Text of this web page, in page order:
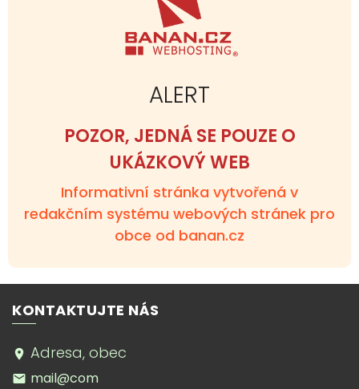
ALERT
POZOR, JEDNÁ SE POUZE O
UKÁZKOVÝ WEB
Informativní stránka vytvořená v
redakčním systému webových stránek pro
obce od banan.cz
KONTAKTUJTE NÁS
Adresa, obec
mail@com